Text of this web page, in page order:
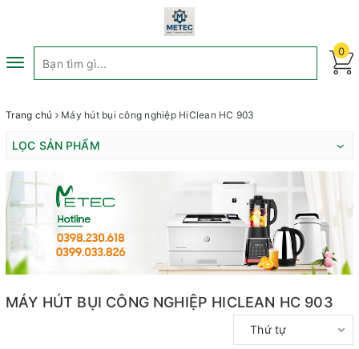
Toggle
navigation
0
Trang chủ Máy hút bụi công nghiệp HiClean HC 903
LỌC SẢN PHẨM
MÁY HÚT BỤI CÔNG NGHIỆP HICLEAN HC 903
Thứ tự